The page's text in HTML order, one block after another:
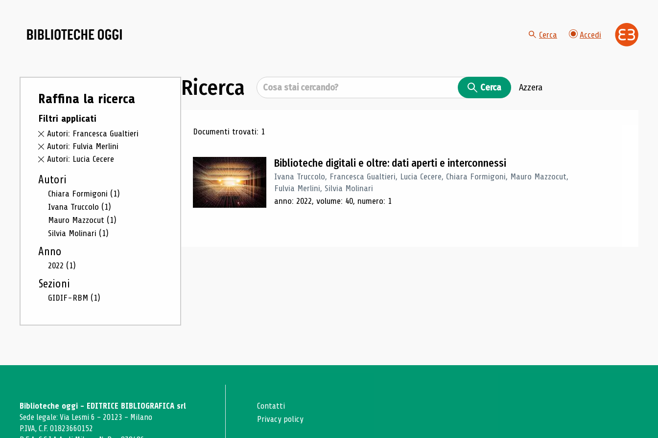
Cerca Accedi
Raffina la ricerca
Filtri applicati
Autori: Francesca Gualtieri
Autori: Fulvia Merlini
Autori: Lucia Cecere
Autori
Chiara Formigoni (1)
Ivana Truccolo (1)
Mauro Mazzocut (1)
Silvia Molinari (1)
Anno
2022 (1)
Sezioni
GIDIF-RBM (1)
Ricerca Cerca Cerca Azzera
Risultati di ricerca
Documenti trovati: 1
Biblioteche digitali e oltre: dati aperti e interconnessi
Ivana Truccolo, Francesca Gualtieri, Lucia Cecere, Chiara Formigoni, Mauro Mazzocut,
Fulvia Merlini, Silvia Molinari
anno: 2022, volume: 40, numero: 1
Biblioteche oggi - EDITRICE BIBLIOGRAFICA srl
Sede legale: Via Lesmi 6 - 20123 - Milano
P.IVA, C.F. 01823660152
Contatti
Privacy policy